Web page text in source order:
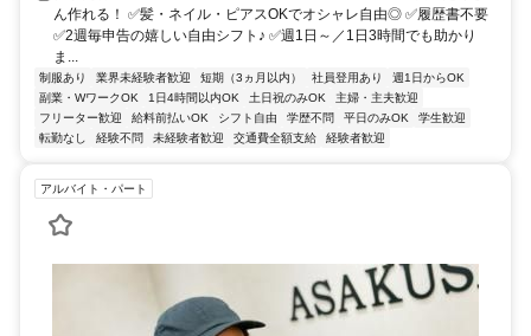
ん作れる！ ✅髪・ネイル・ピアスOKでオシャレ自由◎ ✅履歴書不要
✅2週毎申告の嬉しい自由シフト♪ ✅週1日～／1日3時間でも助かり
ま...
制服あり 業界未経験者歓迎 短期（3ヵ月以内） 社員登用あり
週1日からOK
副業・WワークOK
1日4時間以内OK 土日祝のみOK
主婦・主夫歓迎
フリーター歓迎
給料前払いOK シフト自由 学歴不問 平日のみOK
学生歓迎
転勤なし
経験不問 未経験者歓迎 交通費全額支給 経験者歓迎
アルバイト・パート